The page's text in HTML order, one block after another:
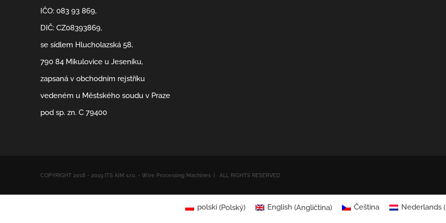
IČO: 083 93 869,
DIČ: CZ08393869,
se sídlem Hlucholazská 58,
790 84 Mikulovice u Jeseníku,
zapsaná v obchodním rejstříku
vedeném u Městského soudu v Praze
pod sp. zn. C 79400
COPYRIGHT 2018 - 2019 ITS AIM s.r.o. - Wire Processing Machines | ALL RIGHTS RESERVED
polski (Polský) English (Angličtina) Čeština Nederlands (